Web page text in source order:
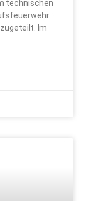
technischen
Im